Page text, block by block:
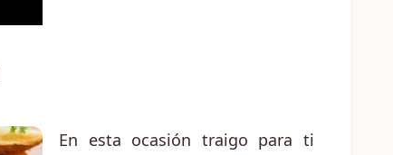
En esta ocasión traigo para ti